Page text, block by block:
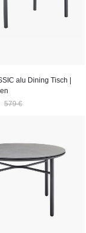
alu Dining Tisch |
579 €